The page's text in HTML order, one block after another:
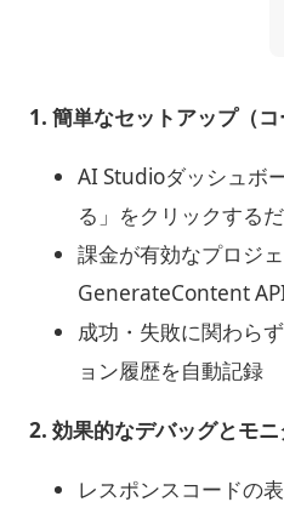
1. 簡単なセットアップ（コ
AI Studioダッシュボ
る」をクリックする
課金が有効なプロジ
GenerateContent
成功・失敗に関わら
ョン履歴を自動記録
2. 効果的なデバッグとモ
レスポンスコードの